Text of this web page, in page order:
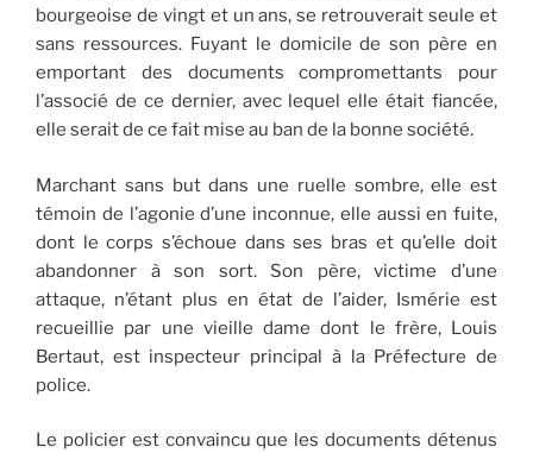
bourgeoise de vingt et un ans, se retrouverait seule et
sans ressources. Fuyant le domicile de son père en
emportant des documents compromettants pour
l’associé de ce dernier, avec lequel elle était fiancée,
elle serait de ce fait mise au ban de la bonne société.
Marchant sans but dans une ruelle sombre, elle est
témoin de l’agonie d’une inconnue, elle aussi en fuite,
dont le corps s’échoue dans ses bras et qu’elle doit
abandonner à son sort. Son père, victime d’une
attaque, n’étant plus en état de l’aider, Ismérie est
recueillie par une vieille dame dont le frère, Louis
Bertaut, est inspecteur principal à la Préfecture de
police.
Le policier est convaincu que les documents détenus